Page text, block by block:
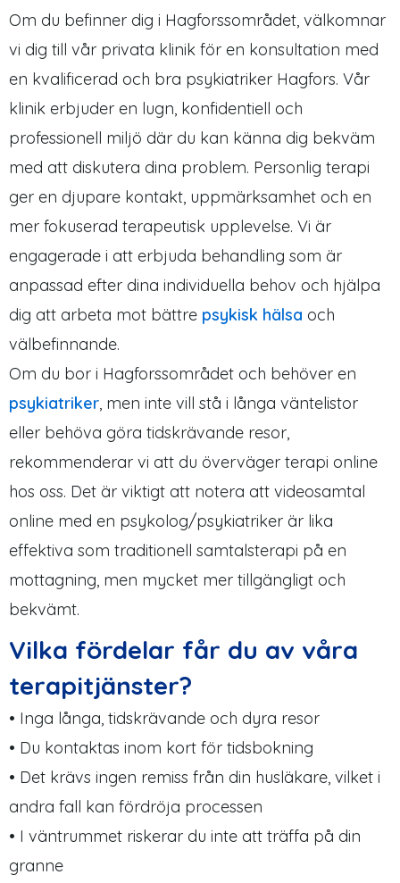
Om du befinner dig i Hagforssområdet, välkomnar
vi dig till vår privata klinik för en konsultation med
en kvalificerad och bra psykiatriker Hagfors. Vår
klinik erbjuder en lugn, konfidentiell och
professionell miljö där du kan känna dig bekväm
med att diskutera dina problem. Personlig terapi
ger en djupare kontakt, uppmärksamhet och en
mer fokuserad terapeutisk upplevelse. Vi är
engagerade i att erbjuda behandling som är
anpassad efter dina individuella behov och hjälpa
dig att arbeta mot bättre psykisk hälsa och
välbefinnande.
Om du bor i Hagforssområdet och behöver en
psykiatriker, men inte vill stå i långa väntelistor
eller behöva göra tidskrävande resor,
rekommenderar vi att du överväger terapi online
hos oss. Det är viktigt att notera att videosamtal
online med en psykolog/psykiatriker är lika
effektiva som traditionell samtalsterapi på en
mottagning, men mycket mer tillgängligt och
bekvämt.
Vilka fördelar får du av våra
terapitjänster?
• Inga långa, tidskrävande och dyra resor
• Du kontaktas inom kort för tidsbokning
• Det krävs ingen remiss från din husläkare, vilket i
andra fall kan fördröja processen
• I väntrummet riskerar du inte att träffa på din
granne